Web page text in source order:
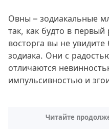
Овны – зодиакальные
так, как будто в первый
восторга вы не
зодиака. Они с
отличаются
импульсивностью и
Читайте